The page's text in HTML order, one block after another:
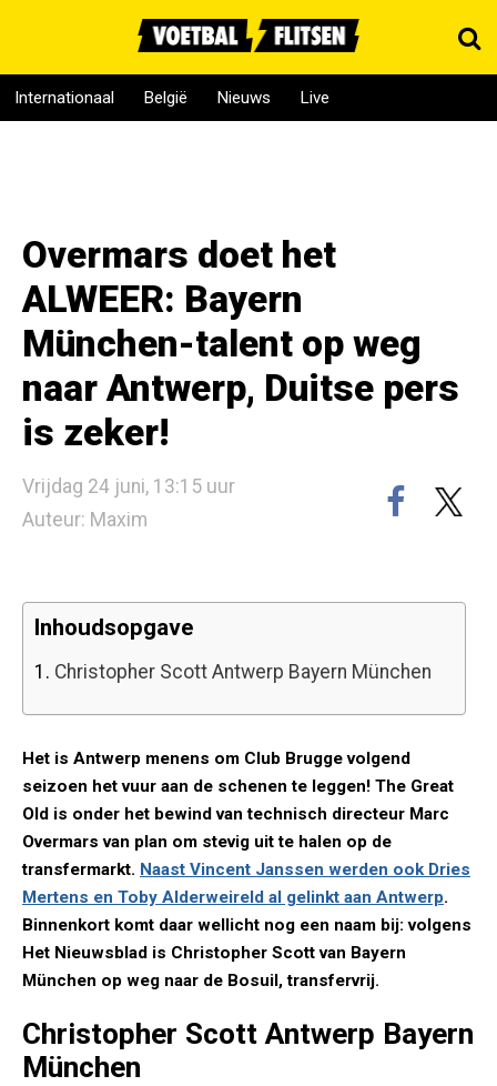
Internationaal België Nieuws Live
Overmars doet het
ALWEER: Bayern
München-talent op weg
naar Antwerp, Duitse pers
is zeker!
Vrijdag 24 juni, 13:15 uur
Auteur: Maxim
Inhoudsopgave
1. Christopher Scott Antwerp Bayern München
Het is Antwerp menens om Club Brugge volgend
seizoen het vuur aan de schenen te leggen! The Great
Old is onder het bewind van technisch directeur Marc
Overmars van plan om stevig uit te halen op de
transfermarkt. Naast Vincent Janssen werden ook Dries
Mertens en Toby Alderweireld al gelinkt aan Antwerp.
Binnenkort komt daar wellicht nog een naam bij: volgens
Het Nieuwsblad is Christopher Scott van Bayern
München op weg naar de Bosuil, transfervrij.
Christopher Scott Antwerp Bayern
München